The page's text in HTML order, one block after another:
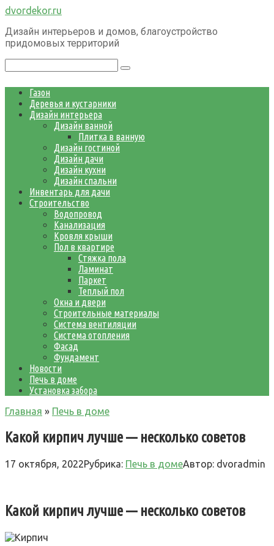
Перейти
контенту
dvordekor.ru
Дизайн интерьеров и домов, благоустройство
придомовых территорий
Газон
Деревья и кустарники
Дизайн интерьера
Дизайн ванной
Плитка в ванную
Дизайн гостиной
Дизайн дачи
Дизайн кухни
Дизайн спальни
Инвентарь для дачи
Строительство
Водопровод
Канализация
Кровля крыши
Пол в квартире
Стяжка пола
Ламинат
Паркет
Теплый пол
Окна и двери
Строительные материалы
Система вентиляции
Система отопления
Фасад
Фундамент
Новости
Печь в доме
Установка забора
Главная » Печь в доме
Какой кирпич лучше — несколько советов
17 октября, 2022Рубрика: Печь в домеАвтор: dvoradmin
Какой кирпич лучше — несколько советов